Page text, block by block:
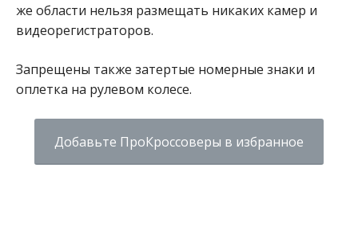
же области нельзя размещать никаких камер и
видеорегистраторов.
Запрещены также затертые номерные знаки и
оплетка на рулевом колесе.
Добавьте ПроКроссоверы в избранное